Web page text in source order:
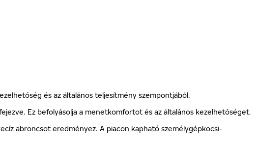
és az általános teljesítmény szempontjából.
Ez befolyásolja a menetkomfortot és az általános kezelhetőséget.
abroncsot eredményez. A piacon kapható személygépkocsi-